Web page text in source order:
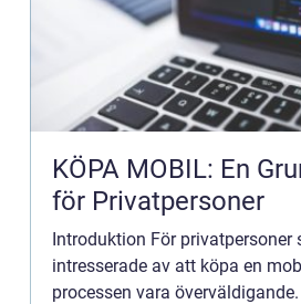
KÖPA MOBIL: En
för Privatpersoner
Introduktion För privatpersoner
intresserade av att köpa en
processen vara